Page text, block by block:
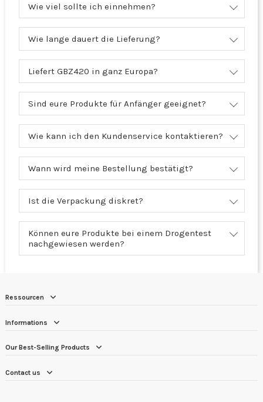
Wie viel sollte ich einnehmen?
Wie lange dauert die Lieferung?
Liefert GBZ420 in ganz Europa?
Sind eure Produkte für Anfänger geeignet?
Wie kann ich den Kundenservice kontaktieren?
Wann wird meine Bestellung bestätigt?
Ist die Verpackung diskret?
Können eure Produkte bei einem Drogentest
nachgewiesen werden?
Ressourcen
Informations
Our Best-Selling Products
Contact us